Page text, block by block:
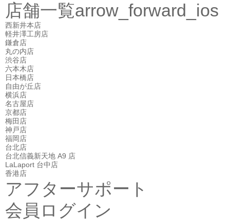
店舗一覧arrow_forward_ios
西新井本店
軽井澤工房店
鎌倉店
丸の内店
渋谷店
六本木店
日本橋店
自由が丘店
横浜店
名古屋店
京都店
梅田店
神戸店
福岡店
台北店
台北信義新天地 A9 店
LaLaport 台中店
香港店
アフターサポート
会員ログイン